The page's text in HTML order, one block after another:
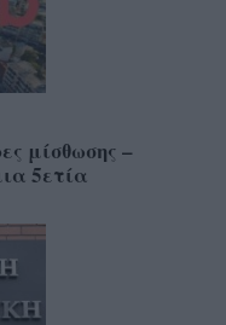
μίσθωσης –
5ετία